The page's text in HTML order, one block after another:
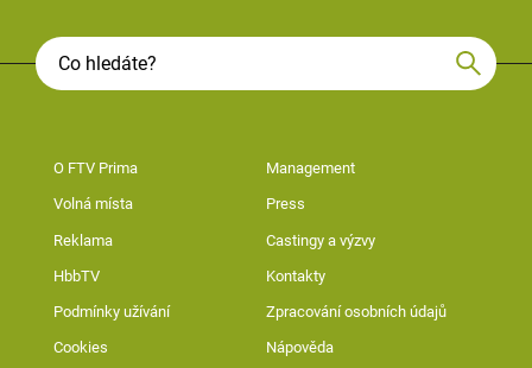
O FTV Prima Management
Volná místa Press
Reklama Castingy a výzvy
HbbTV Kontakty
Podmínky užívání Zpracování osobních údajů
Cookies Nápověda